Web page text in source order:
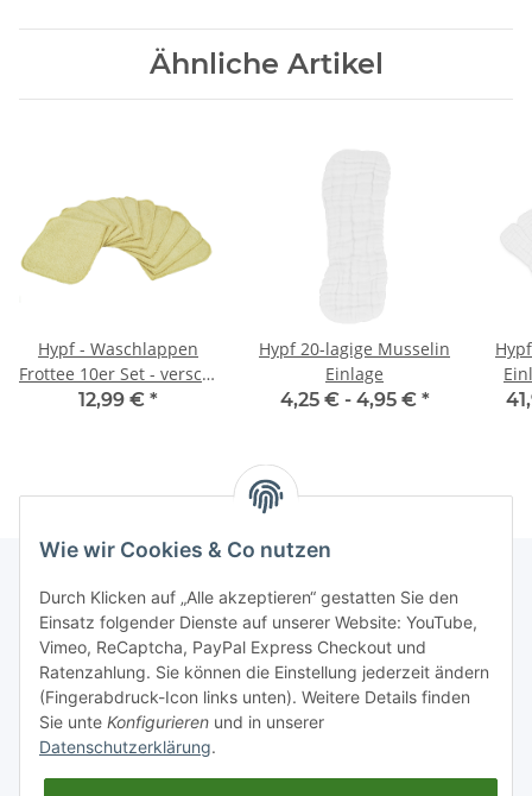
Ähnliche Artikel
Hypf - Waschlappen
Frottee 10er Set - versch.
Farben
12,99 € *
Hypf 20-lagige Musselin
Einlage
4,25 € - 4,95 € *
Informationen
Gesetzliche Informationen
Schnellkauf
Wie wir Cookies & Co nutzen
Durch Klicken auf „Alle akzeptieren“ gestatten Sie den
Einsatz folgender Dienste auf unserer Website: YouTube,
Vimeo, ReCaptcha, PayPal Express Checkout und
Ratenzahlung. Sie können die Einstellung jederzeit ändern
(Fingerabdruck-Icon links unten). Weitere Details finden
Sie unte Konfigurieren und in unserer
Datenschutzerklärung.